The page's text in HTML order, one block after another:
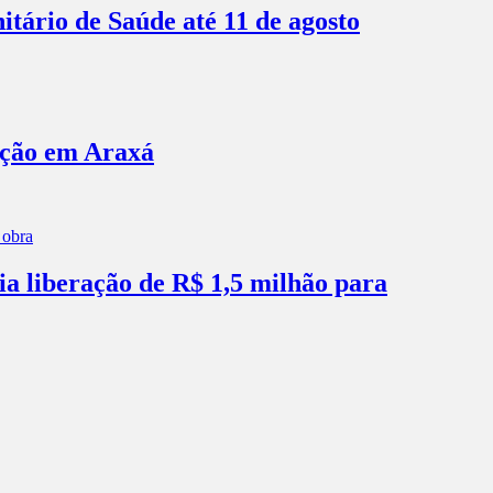
de Saúde até 11 de agosto
em Araxá
liberação de R$ 1,5 milhão para